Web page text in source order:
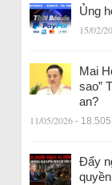
Ủng
15/02/
Mai
sao”
an?
11/05/2026 -
Đẩy